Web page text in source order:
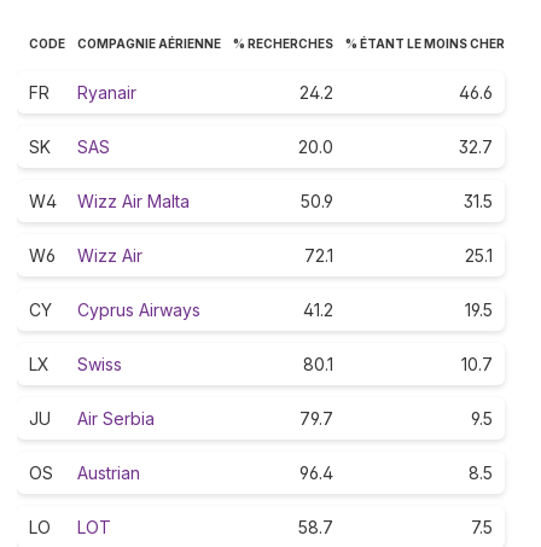
CODE COMPAGNIE AÉRIENNE % RECHERCHES % ÉTANT LE MOINS CHER
FR Ryanair 24.2 46.6
SK SAS 20.0 32.7
W4 Wizz Air Malta 50.9 31.5
W6 Wizz Air 72.1 25.1
CY Cyprus Airways 41.2 19.5
LX Swiss 80.1 10.7
JU Air Serbia 79.7 9.5
OS Austrian 96.4 8.5
LO LOT 58.7 7.5